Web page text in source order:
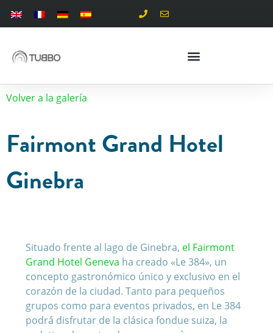
Volver a la galería
Fairmont Grand Hotel
Ginebra
Situado frente al lago de Ginebra, el Fairmont
Grand Hotel Geneva ha creado «Le 384», un
concepto gastronómico único y exclusivo en el
corazón de la ciudad. Tanto para pequeños
grupos como para eventos privados, en Le 384
podrá disfrutar de la clásica fondue suiza, la